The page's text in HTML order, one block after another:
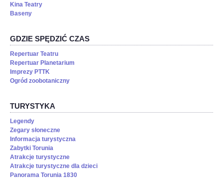
Kina Teatry
Baseny
GDZIE SPĘDZIĆ CZAS
Repertuar Teatru
Repertuar Planetarium
Imprezy PTTK
Ogród zoobotaniczny
TURYSTYKA
Legendy
Zegary słoneczne
Informacja turystyczna
Zabytki Torunia
Atrakcje turystyczne
Atrakcje turystyczne dla dzieci
Panorama Torunia 1830